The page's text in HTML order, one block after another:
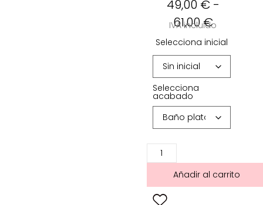
49,00 € -
61,00€
IVA incluido
Selecciona inicial
Selecciona
acabado
Añadir al carrito